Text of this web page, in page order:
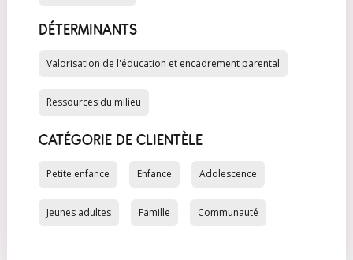
DÉTERMINANTS
Valorisation de l'éducation et encadrement parental
Ressources du milieu
CATÉGORIE DE CLIENTÈLE
Petite enfance Enfance Adolescence
Jeunes adultes Famille Communauté